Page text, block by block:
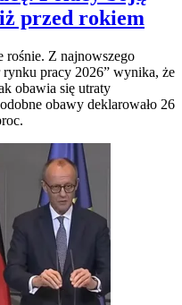
przed rokiem
rośnie. Z najnowszego
pracy 2026” wynika, że
obawia się utraty
obawy deklarowało 26